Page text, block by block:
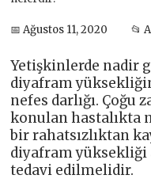
📅 Ağustos 11, 2020 📂
Yetişkinlerde nadir
diyafram
nefes darlığı. Çoğu
konulan hastalıkta
bir rahatsızlıktan
diyafram yüksekliği
tedavi edilmelidir.